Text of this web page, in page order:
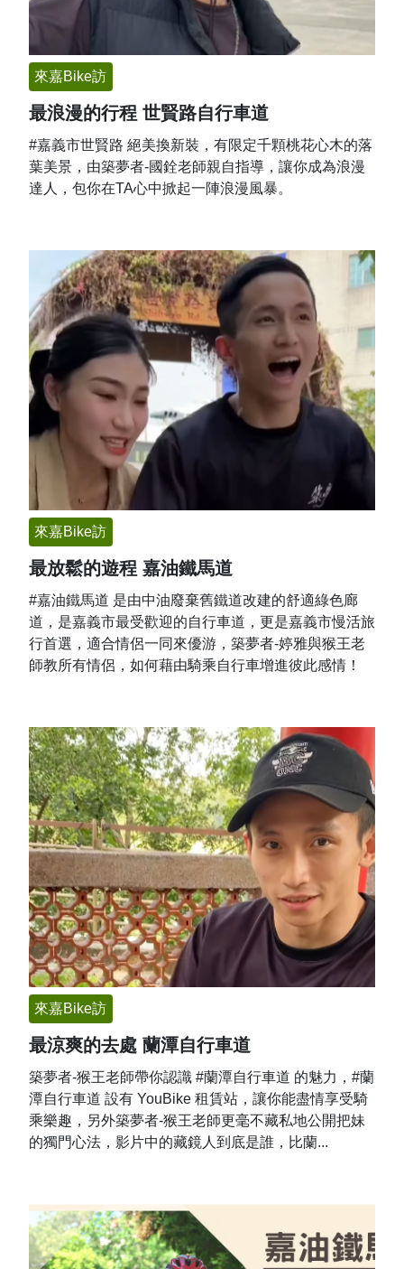
來嘉Bike訪
最浪漫的行程 世賢路自行車道
#嘉義市世賢路 絕美換新裝，有限定千顆桃花心木的落
葉美景，由築夢者-國銓老師親自指導，讓你成為浪漫
達人，包你在TA心中掀起一陣浪漫風暴。
來嘉Bike訪
最放鬆的遊程 嘉油鐵馬道
#嘉油鐵馬道 是由中油廢棄舊鐵道改建的舒適綠色廊
道，是嘉義市最受歡迎的自行車道，更是嘉義市慢活旅
行首選，適合情侶一同來優游，築夢者-婷雅與猴王老
師教所有情侶，如何藉由騎乘自行車增進彼此感情！
來嘉Bike訪
最涼爽的去處 蘭潭自行車道
築夢者-猴王老師帶你認識 #蘭潭自行車道 的魅力，#蘭
潭自行車道 設有 YouBike 租賃站，讓你能盡情享受騎
乘樂趣，另外築夢者-猴王老師更毫不藏私地公開把妹
的獨門心法，影片中的藏鏡人到底是誰，比蘭...